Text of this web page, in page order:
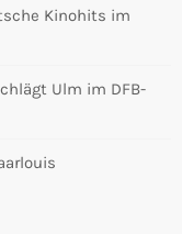
Kinohits im
Ulm im DFB-